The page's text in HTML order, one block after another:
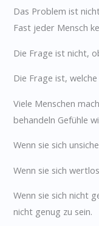
Das Problem ist
Fast jeder Mensch
Die Frage ist nicht,
Die Frage ist,
Viele Menschen
behandeln Gefühle
Wenn sie sich
Wenn sie sich
Wenn sie sich nicht
nicht genug zu sein.